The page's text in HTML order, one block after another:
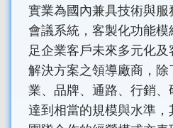
實業為國內兼具技術與
會議系統，客製化功能
足企業客戶未來多元化
解決方案之領導廠商，
業、品牌、通路、行銷
達到相當的規模與水準